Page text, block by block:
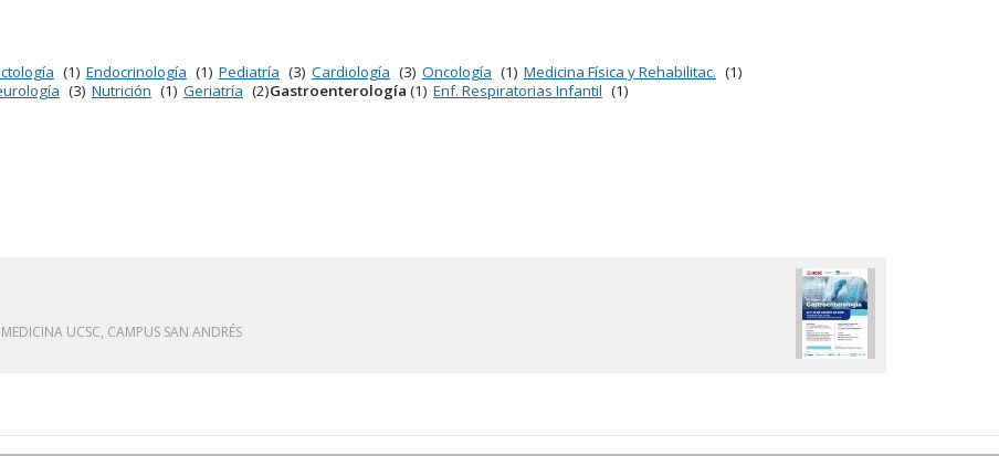
(1) Endocrinología (1) Pediatría (3) Cardiología (3) Oncología (1) Medicina Física y Rehabilitac. (1)
(3) Nutrición (1) Geriatría (2)Gastroenterología (1) Enf. Respiratorias Infantil (1)
UCSC, CAMPUS SAN ANDRÉS